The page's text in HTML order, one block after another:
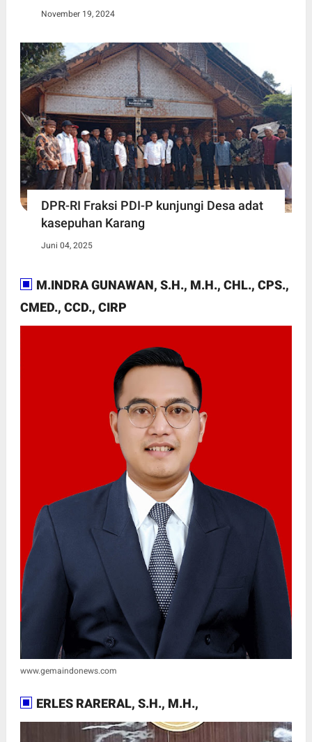
November 19, 2024
DPR-RI Fraksi PDI-P kunjungi Desa adat
kasepuhan Karang
Juni 04, 2025
M.INDRA GUNAWAN, S.H., M.H., CHL., CPS.,
CMED., CCD., CIRP
www.gemaindonews.com
ERLES RARERAL, S.H., M.H.,